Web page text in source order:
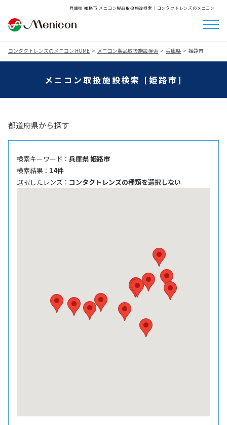
兵庫県 姫路市 メニコン製品取扱施設検索│コンタクトレンズのメニコン
コンタクトレンズのメニコン HOME メニコン製品取扱施設検索 兵庫県 姫路市
メニコン取扱施設検索 [姫路市]
都道府県から探す
検索キーワード ： 兵庫県 姫路市
検索結果 ： 14件
選択したレンズ ： コンタクトレンズの種類を選択しない